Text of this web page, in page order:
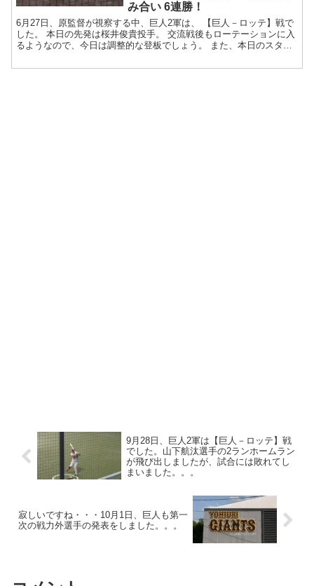
み合い 6連勝！
6月27日、原監督が視察する中、巨人2軍は、 【巨人－ロッテ】戦で
した。 本日の先発は桜井俊貴投手。 交流戦後もローテーションに入
るようなので、今日は調整的な登板でしょう。 また、本日のスタメ
9月28日、巨人2軍は【巨人－ロッテ】戦
でした。山下航汰選手の2ランホームラン
が飛び出しましたが、試合には敗れてし
まいました。。。
寂しいですね・・・10月1日、巨人も第一
次の戦力外選手の発表をしました。。。